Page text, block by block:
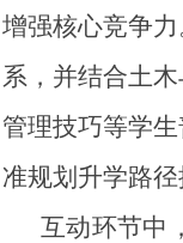
增强核心竞争
系，并结合土
管理技巧等学
准规划升学路径
互动环节中